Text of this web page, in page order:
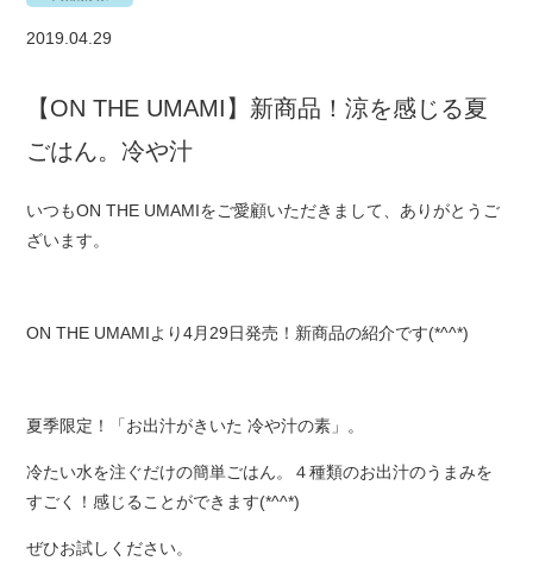
2019.04.29
【ON THE UMAMI】新商品！涼を感じる夏
ごはん。冷や汁
いつもON THE UMAMIをご愛顧いただきまして、ありがとうご
ざいます。
ON THE UMAMIより4月29日発売！新商品の紹介です(*^^*)
夏季限定！「お出汁がきいた 冷や汁の素」。
冷たい水を注ぐだけの簡単ごはん。４種類のお出汁のうまみを
すごく！感じることができます(*^^*)
ぜひお試しください。